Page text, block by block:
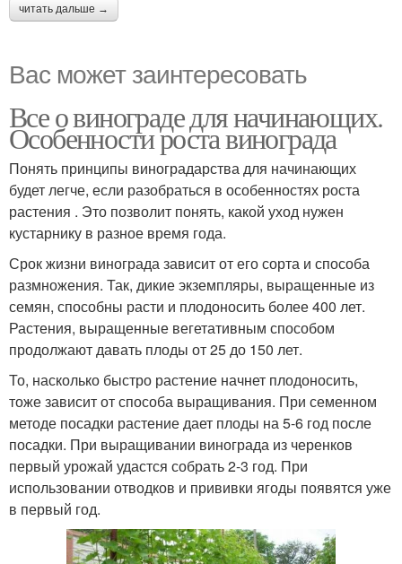
читать дальше →
Вас может заинтересовать
Все о винограде для начинающих.
Особенности роста винограда
Понять принципы виноградарства для начинающих
будет легче, если разобраться в особенностях роста
растения . Это позволит понять, какой уход нужен
кустарнику в разное время года.
Срок жизни винограда зависит от его сорта и способа
размножения. Так, дикие экземпляры, выращенные из
семян, способны расти и плодоносить более 400 лет.
Растения, выращенные вегетативным способом
продолжают давать плоды от 25 до 150 лет.
То, насколько быстро растение начнет плодоносить,
тоже зависит от способа выращивания. При семенном
методе посадки растение дает плоды на 5-6 год после
посадки. При выращивании винограда из черенков
первый урожай удастся собрать 2-3 год. При
использовании отводков и прививки ягоды появятся уже
в первый год.